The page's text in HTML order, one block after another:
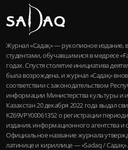
Журнал «Садақ» — рукописное издание,
студентами, обучавшимися в медресе
годах. Спустя столетие инициатива
была возрождена, и журнал «Садақ»
соответствии с законодательством
информации Министерства культуры и
Казахстан 20 декабря 2022 года выдал
KZ69VPY00061352 о регистрации
издания, информационного агентства и
Официальное название журнала
латинице и кириллице — «Sadaq / Садақ».